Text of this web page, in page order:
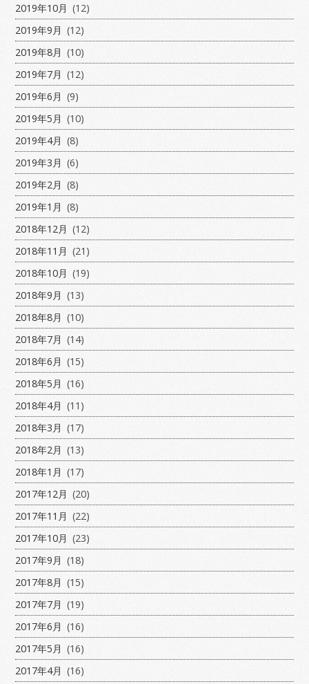
2019年10月 (12)
2019年9月 (12)
2019年8月 (10)
2019年7月 (12)
2019年6月 (9)
2019年5月 (10)
2019年4月 (8)
2019年3月 (6)
2019年2月 (8)
2019年1月 (8)
2018年12月 (12)
2018年11月 (21)
2018年10月 (19)
2018年9月 (13)
2018年8月 (10)
2018年7月 (14)
2018年6月 (15)
2018年5月 (16)
2018年4月 (11)
2018年3月 (17)
2018年2月 (13)
2018年1月 (17)
2017年12月 (20)
2017年11月 (22)
2017年10月 (23)
2017年9月 (18)
2017年8月 (15)
2017年7月 (19)
2017年6月 (16)
2017年5月 (16)
2017年4月 (16)